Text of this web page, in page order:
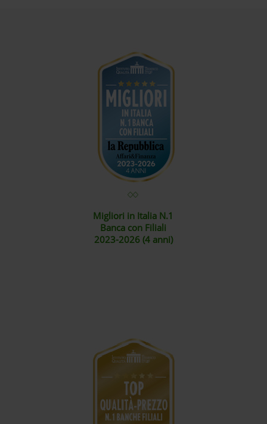
Migliori in Italia N.1
Banca con Filiali
2023-2026 (4 anni)